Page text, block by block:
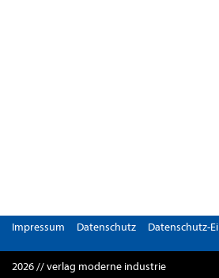
Impressum Datenschutz Datenschutz-
2026 // verlag moderne industrie